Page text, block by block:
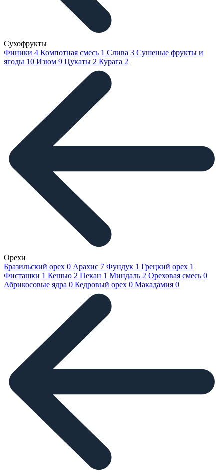
Сухофрукты
Финики 4 Компотная смесь 1 Слива 3 Сушеные фрукты и
ягоды 10 Изюм 9 Цукаты 2 Курага 2
Орехи
Бразильский орех 0 Арахис 7 Фундук 1 Грецкий орех 1
Фисташки 1 Кешью 2 Пекан 1 Миндаль 2 Ореховая смесь 0
Абрикосовые ядра 0 Кедровый орех 0 Макадамия 0